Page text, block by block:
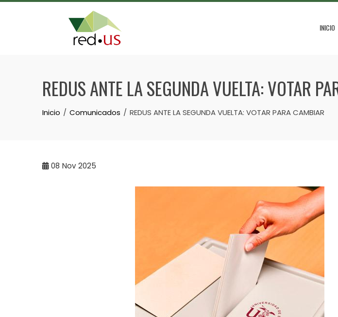
Skip
INICIO
REDUS ANTE LA SEGUNDA VUELTA: VOTAR
Inicio Comunicados REDUS ANTE LA SEGUNDA VUELTA: VOTAR PARA CAMBIAR
08 Nov 2025